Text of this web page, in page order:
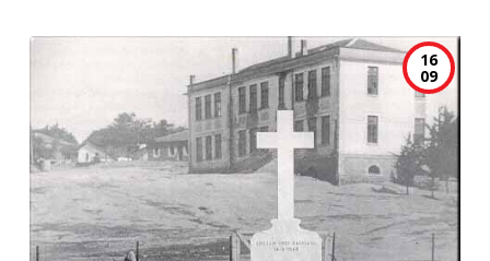
16
09